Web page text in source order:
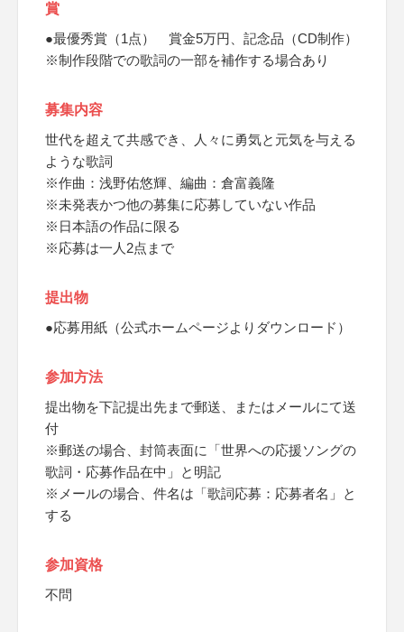
賞
●最優秀賞（1点） 賞金5万円、記念品（CD制作）
※制作段階での歌詞の一部を補作する場合あり
募集内容
世代を超えて共感でき、人々に勇気と元気を与える
ような歌詞
※作曲：浅野佑悠輝、編曲：倉富義隆
※未発表かつ他の募集に応募していない作品
※日本語の作品に限る
※応募は一人2点まで
提出物
●応募用紙（公式ホームページよりダウンロード）
参加方法
提出物を下記提出先まで郵送、またはメールにて送
付
※郵送の場合、封筒表面に「世界への応援ソングの
歌詞・応募作品在中」と明記
※メールの場合、件名は「歌詞応募：応募者名」と
する
参加資格
不問